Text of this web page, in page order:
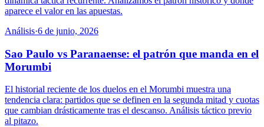
aparece el valor en las apuestas.
Análisis·6 de junio, 2026
Sao Paulo vs Paranaense: el patrón que manda en el
Morumbi
El historial reciente de los duelos en el Morumbi muestra una
tendencia clara: partidos que se definen en la segunda mitad y cuotas
que cambian drásticamente tras el descanso. Análisis táctico previo
al pitazo.